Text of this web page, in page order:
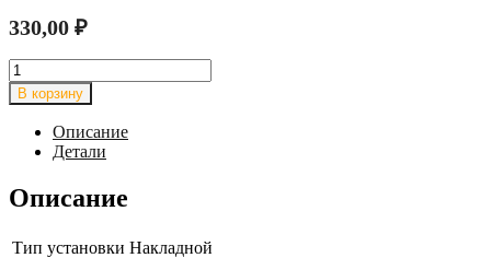
330,00 ₽
Количество
товара
Шпингалет
Apecs
DB-
60-
AB
В корзину
Описание
Детали
Описание
Тип установки Накладной